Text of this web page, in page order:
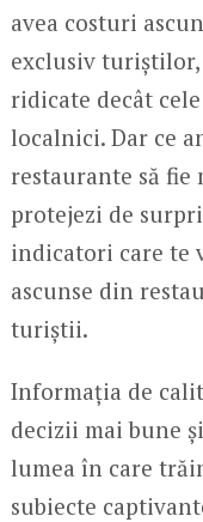
avea costuri
exclusiv
ridicate decât
localnici. Dar ce
restaurante să fie
protejezi de
indicatori care te
ascunse din
turiștii.
Informația de
decizii mai bune
lumea în care
subiecte